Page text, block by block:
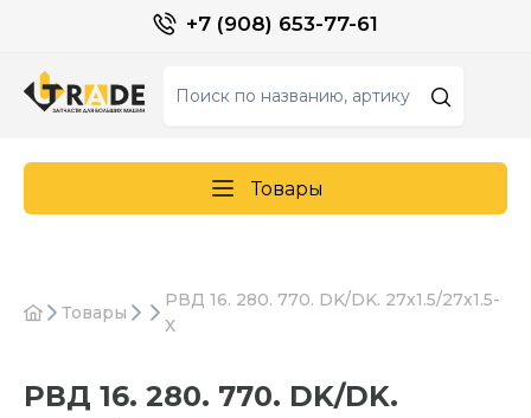
+7 (908) 653-77-61
Товары
Товары
РВД 16. 280. 770. DK/DK. 27х1.5/27х1.5-
Х
РВД 16. 280. 770. DK/DK.